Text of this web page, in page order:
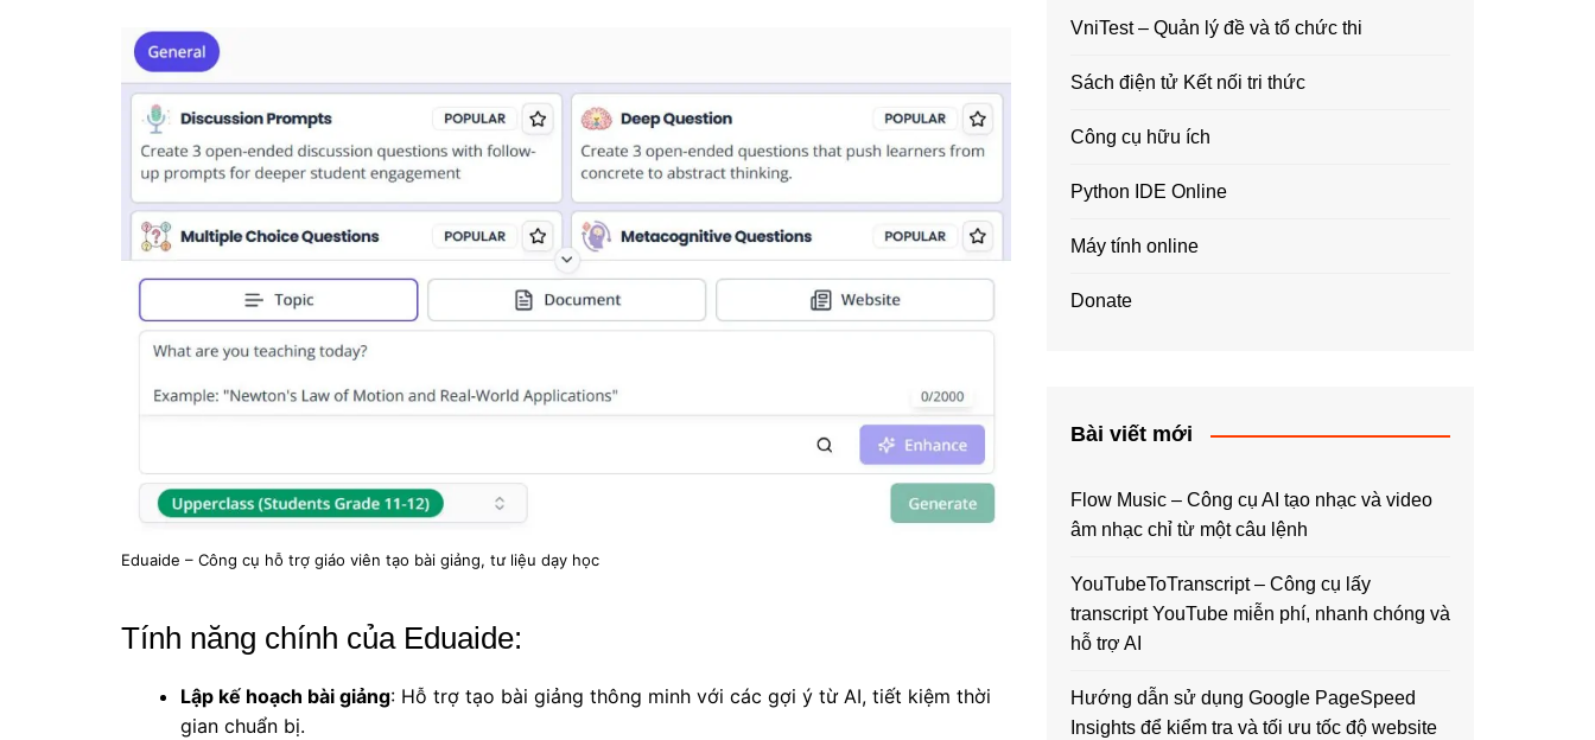
Giáo dục KT&PL
Giáo dục QP&AN
Hoạt động trải nghiệm
Eduaide – Công cụ hỗ trợ giáo viên tạo bài giảng, tư liệu dạy học
Tính năng chính của Eduaide:
Lập kế hoạch bài giảng: Hỗ trợ tạo bài giảng thông minh với các gợi ý từ AI, tiết kiệm thời
gian chuẩn bị.
VniTest – Quản lý đề và tổ chức thi
Sách điện tử Kết nối tri thức
Công cụ hữu ích
Python IDE Online
Máy tính online
Donate
Bài viết mới
Flow Music – Công cụ AI tạo nhạc và video
âm nhạc chỉ từ một câu lệnh
YouTubeToTranscript – Công cụ lấy
transcript YouTube miễn phí, nhanh chóng và
hỗ trợ AI
Hướng dẫn sử dụng Google PageSpeed
Insights để kiểm tra và tối ưu tốc độ website